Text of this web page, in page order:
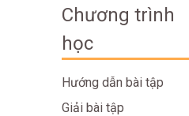
Chương trình
học
Hướng dẫn bài tập
Giải bài tập